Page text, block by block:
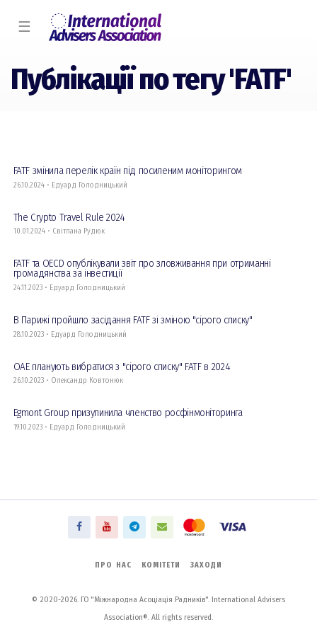
☰
Публікації по тегу 'FATF'
FATF змінила перелік країн під посиленим моніторингом
26.10.2024 • Едуард Голодницький
The Crypto Travel Rule 2024
10.01.2024 • Світлана Рудюк
FATF та OECD опублікували звіт про зловживання при отриманні
громадянства за інвестиції
24.11.2023 • Едуард Голодницький
В Парижі пройшло засідання FATF зі зміною "сірого списку"
28.10.2023 • Едуард Голодницький
ОАЕ планують вибратися з "сірого списку" FATF в 2024
26.10.2023 • Олександр Ковтонюк
Egmont Group призупинила членство росфінмоніторинга
19.10.2023 • Едуард Голодницький
ПРО НАС КОМІТЕТИ ЗАХОДИ
© 2020-2026. ГО "Міжнародна Асоціація Радників". International Advisers
Association®. All rights reserved.